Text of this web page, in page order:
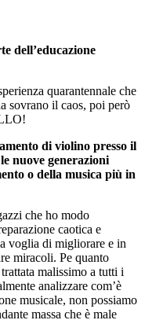
dell’educazione
quarantennale che
sovrano il caos, poi però
di violino presso il
nuove generazioni
o della musica più in
che ho modo
caotica e
voglia di migliorare e in
miracoli. Pe quanto
malissimo a tutti i
analizzare com’è
musicale, non possiamo
massa che è male